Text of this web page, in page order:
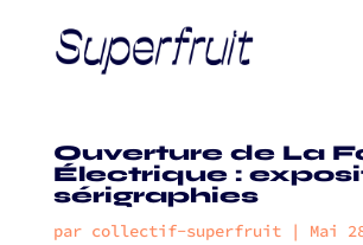
Ouverture de La
Électrique :
sérigraphies
par collectif-superfruit| Mai